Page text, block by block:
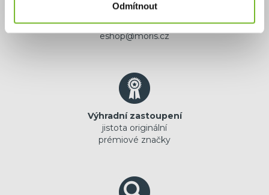
Odmítnout
Potřebujete poradit?
+420 732 587 099
eshop@moris.cz
Výhradní zastoupení
jistota originální
prémiové značky